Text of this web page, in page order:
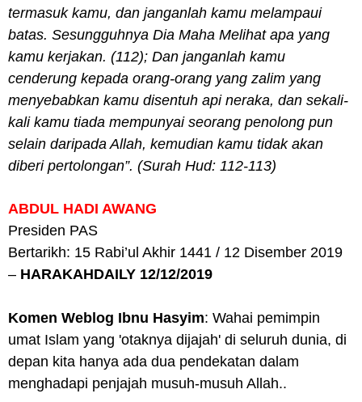
termasuk kamu, dan janganlah kamu melampaui
batas. Sesungguhnya Dia Maha Melihat apa yang
kamu kerjakan. (112); Dan janganlah kamu
cenderung kepada orang-orang yang zalim yang
menyebabkan kamu disentuh api neraka, dan sekali-
kali kamu tiada mempunyai seorang penolong pun
selain daripada Allah, kemudian kamu tidak akan
diberi pertolongan”. (Surah Hud: 112-113)
ABDUL HADI AWANG
Presiden PAS
Bertarikh: 15 Rabi’ul Akhir 1441 / 12 Disember 2019
– HARAKAHDAILY 12/12/2019
Komen Weblog Ibnu Hasyim: Wahai pemimpin
umat Islam yang 'otaknya dijajah' di seluruh dunia, di
depan kita hanya ada dua pendekatan dalam
menghadapi penjajah musuh-musuh Allah..